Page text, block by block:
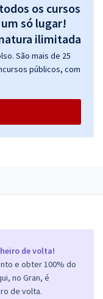
de volta!
e obter 100% do
no Gran, é
de volta.
os cursos
só lugar!
São mais de 25
públicos, com